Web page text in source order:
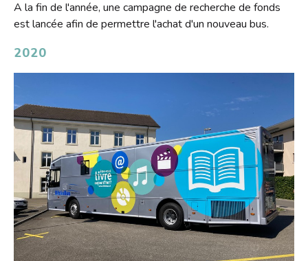
A la fin de l'année, une campagne de recherche de fonds
est lancée afin de permettre l'achat d'un nouveau bus.
2020